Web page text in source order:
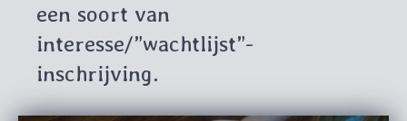
een soort van
interesse/”wachtlijst”-
inschrijving.